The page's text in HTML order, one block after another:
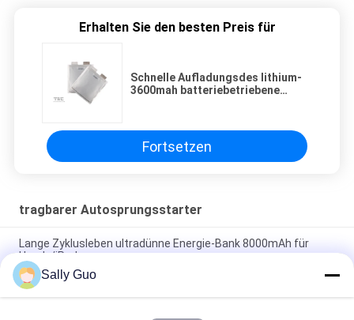
Erhalten Sie den besten Preis für
Schnelle Aufladungsdes lithium-
3600mah batteriebetriebene
Fortsetzen
tragbarer Autosprungsstarter
Lange Zyklusleben ultradünne Energie-Bank 8000mAh für
Handy/iPad
Miniart Batterieleistungs-Bank 12v 29.6Wh externe, Auto-
Pullover-Funktions-Energie-Bank
Sally Guo